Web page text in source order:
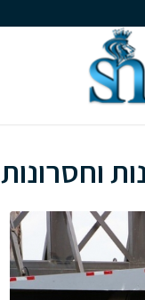
וחסרונות